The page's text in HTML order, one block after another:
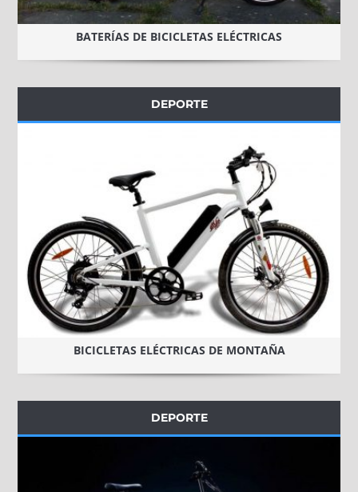
BATERÍAS DE BICICLETAS ELÉCTRICAS
DEPORTE
BICICLETAS ELÉCTRICAS DE MONTAÑA
DEPORTE